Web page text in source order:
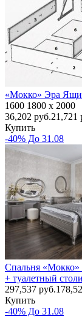
«Мокко» Эра
1600 1800 x 2000
36,202 руб.21,721
Купить
-40% До 31.08
Спальня «Мокко»
+ туалетный
297,537 руб.
Купить
-40% До 31.08